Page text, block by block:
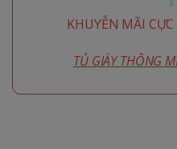
KHUYỄN MÃI CỰC
TỦ GIÀY THÔNG